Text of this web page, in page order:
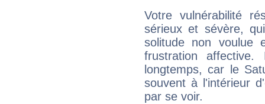
Votre vulnérabilité
sérieux et sévère,
solitude non voulue
frustration
longtemps, car le
souvent à l'intérieur
par se voir.